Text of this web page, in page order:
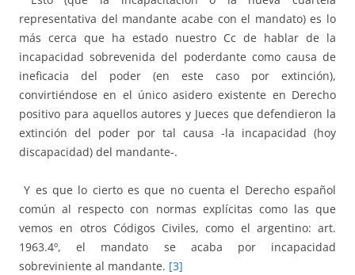
representativa del mandante acabe con el mandato) es lo
más cerca que ha estado nuestro Cc de hablar de la
incapacidad sobrevenida del poderdante como causa de
ineficacia del poder (en este caso por extinción),
convirtiéndose en el único asidero existente en Derecho
positivo para aquellos autores y Jueces que defendieron la
extinción del poder por tal causa -la incapacidad (hoy
discapacidad) del mandante-.
Y es que lo cierto es que no cuenta el Derecho español
común al respecto con normas explícitas como las que
vemos en otros Códigos Civiles, como el argentino: art.
1963.4º, el mandato se acaba por incapacidad
sobreviniente al mandante. [3]